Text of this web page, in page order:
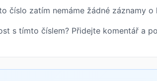
číslo zatím nemáme žádné záznamy o
s tímto číslem? Přidejte komentář a